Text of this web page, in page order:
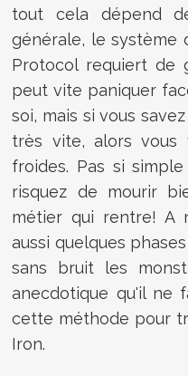
tout cela dépend
générale, le système
Protocol requiert de
peut vite paniquer
soi, mais si vous
très vite, alors vous
froides. Pas si
risquez de mourir
métier qui rentre! A
aussi quelques
sans bruit les
anecdotique qu'il ne
cette méthode pour
Iron.